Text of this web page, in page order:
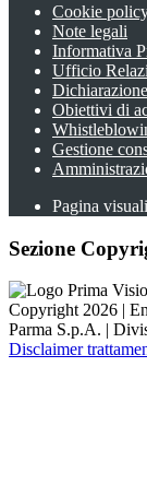
Cookie
Note legali
Informativa
Ufficio
Obiettivi di
Gestione
Pagina
Sezione
Copyright 2026 |
Parma S.p.A. |
Disclaimer